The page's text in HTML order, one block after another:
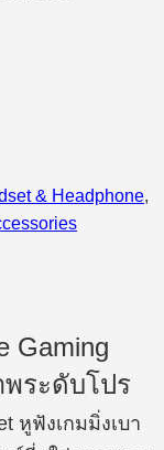
& Headphone,
Gaming
ระดับโปร
หูฟังเกมมิ่งเบา